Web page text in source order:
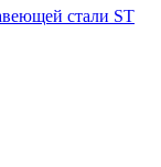
стали ST